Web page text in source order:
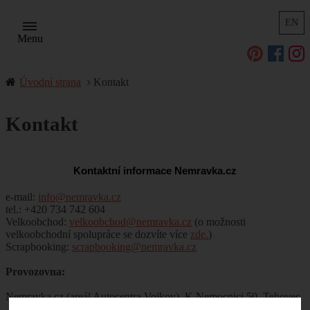
EN
Menu
Úvodní strana Kontakt
Kontakt
Kontaktní informace Nemravka.cz
e-mail: info@nemravka.cz
tel.: +420 734 742 604
Velkoobchod: velkoobchod@nemravka.cz (o možnosti
velkoobchodní spolupráce se dozvíte více zde.)
Scrapbooking: scrapbooking@nemravka.cz
Provozovna:
Nemravka.cz (areál Autocentra Vojkov), K Nemocnici 50, Tehovec